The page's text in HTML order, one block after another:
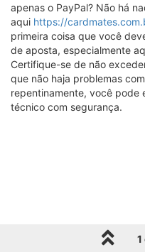
apenas o PayPal? Não há
aqui https://
primeira coisa que você
de aposta, especialmente
Certifique-se de não
que não haja problemas
repentinamente, você pode
técnico com segurança.
1